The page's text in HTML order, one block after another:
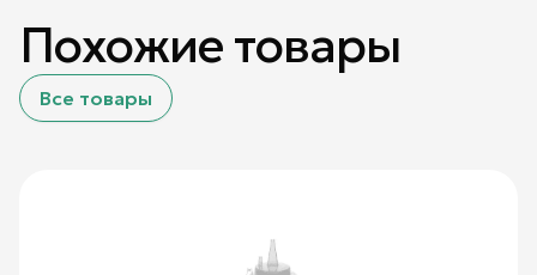
Похожие товары
Все товары